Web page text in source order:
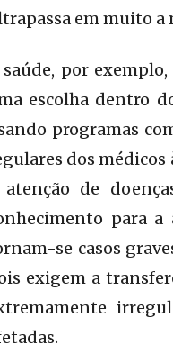
em muito a
saúde, por
escolha dentro
programas
dos médicos
atenção de
para a
se casos
exigem a